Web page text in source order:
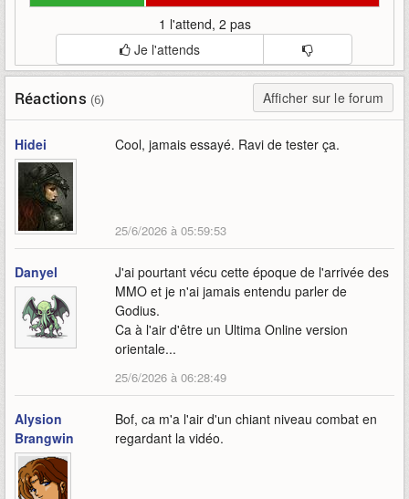
1 l'attend, 2 pas
Je l'attends
Réactions (6) Afficher sur le forum
Hidei Cool, jamais essayé. Ravi de tester ça.
25/6/2026 à 05:59:53
Danyel
J'ai pourtant vécu cette époque de l'arrivée des
MMO et je n'ai jamais entendu parler de
Godius.
Ca à l'air d'être un Ultima Online version
orientale...
25/6/2026 à 06:28:49
Alysion
Brangwin
Bof, ca m'a l'air d'un chiant niveau combat en
regardant la vidéo.